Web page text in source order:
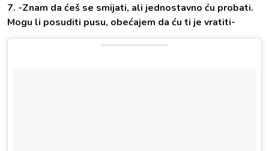
7. -Znam da ćeš se smijati, ali jednostavno ću probati.
Mogu li posuditi pusu, obećajem da ću ti je vratiti-